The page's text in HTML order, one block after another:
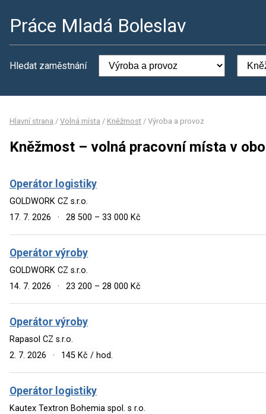
Práce Mladá Boleslav
Hledat zaměstnání
Hlavní strana / Volná místa / Kněžmost / Výroba a provoz
Kněžmost – volná pracovní místa v
Operátor logistiky
GOLDWORK CZ s.r.o.
17. 7. 2026
· 28 500 – 33 000 Kč
Operátor výroby
GOLDWORK CZ s.r.o.
14. 7. 2026
· 23 200 – 28 000 Kč
Operátor výroby
Rapasol CZ s.r.o.
2. 7. 2026
· 145 Kč / hod.
Operátor logistiky
Kautex Textron Bohemia spol. s r.o.